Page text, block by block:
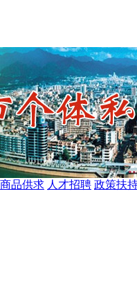
商品供求 人才招聘 政策扶